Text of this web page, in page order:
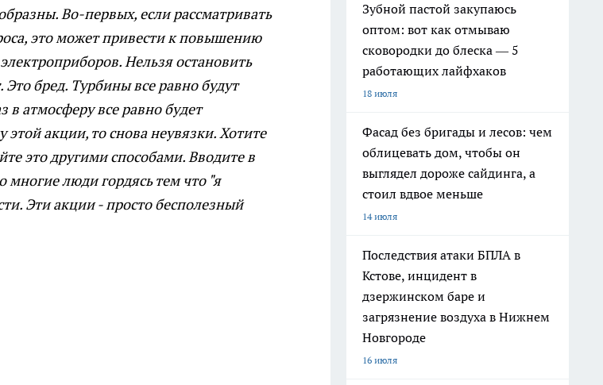
Во-первых, если рассматривать
это может привести к повышению
Нельзя остановить
Это бред. Турбины все равно будут
в атмосферу все равно будет
акции, то снова неувязки. Хотите
это другими способами. Вводите в
многие люди гордясь тем что "я
Эти акции - просто бесполезный
Зубной пастой закупаюсь
оптом: вот как отмываю
сковородки до блеска — 5
работающих лайфхаков
18 июля
Фасад без бригады и лесов: чем
облицевать дом, чтобы он
выглядел дороже сайдинга, а
стоил вдвое меньше
14 июля
Последствия атаки БПЛА в
Кстове, инцидент в
дзержинском баре и
загрязнение воздуха в Нижнем
Новгороде
16 июля